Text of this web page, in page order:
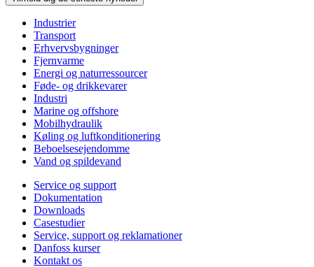
Industrier
Transport
Erhvervsbygninger
Fjernvarme
Energi og naturressourcer
Føde- og drikkevarer
Industri
Marine og offshore
Mobilhydraulik
Køling og luftkonditionering
Beboelsesejendomme
Vand og spildevand
Service og support
Dokumentation
Downloads
Casestudier
Service, support og reklamationer
Danfoss kurser
Kontakt os